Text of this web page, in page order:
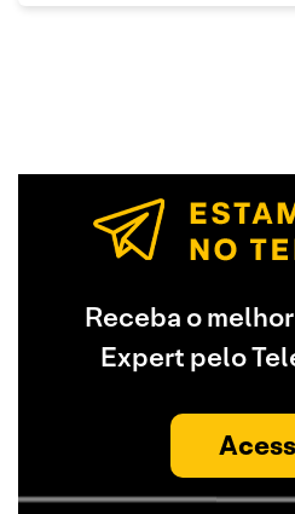
Receba o
Expert pelo